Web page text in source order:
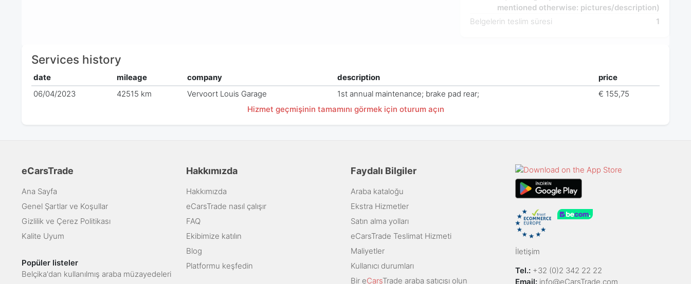
mentioned otherwise: pictures/description)
Belgelerin teslim süresi
1
Services history
date mileage company description
price
06/04/2023
42515 km Vervoort Louis Garage 1st annual maintenance; brake pad rear;
€ 155,75
Hizmet geçmişinin tamamını görmek için oturum açın
eCarsTrade
Ana Sayfa
Genel Şartlar ve Koşullar
Gizlilik ve Çerez Politikası
Kalite Uyum
Popüler listeler
Belçika'dan kullanılmış araba müzayedeleri
Hakkımızda
Hakkımızda
eCarsTrade nasıl çalışır
FAQ
Ekibimize katılın
Blog
Platformu keşfedin
Faydalı Bilgiler
Araba kataloğu
Ekstra Hizmetler
Satın alma yolları
eCarsTrade Teslimat Hizmeti
Maliyetler
Kullanıcı durumları
Bir eCarsTrade araba satıcısı olun
İletişim
Tel.: +32 (0)2 342 22 22
Email: info@eCarsTrade.com